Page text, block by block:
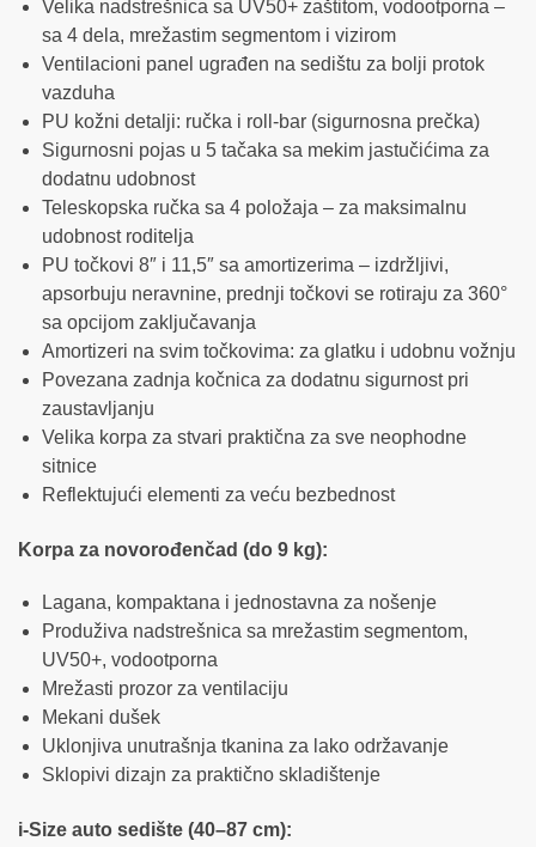
Velika nadstrešnica sa UV50+ zaštitom, vodootporna –
sa 4 dela, mrežastim segmentom i vizirom
Ventilacioni panel ugrađen na sedištu za bolji protok
vazduha
PU kožni detalji: ručka i roll-bar (sigurnosna prečka)
Sigurnosni pojas u 5 tačaka sa mekim jastučićima za
dodatnu udobnost
Teleskopska ručka sa 4 položaja – za maksimalnu
udobnost roditelja
PU točkovi 8″ i 11,5″ sa amortizerima – izdržljivi,
apsorbuju neravnine, prednji točkovi se rotiraju za 360°
sa opcijom zaključavanja
Amortizeri na svim točkovima: za glatku i udobnu vožnju
Povezana zadnja kočnica za dodatnu sigurnost pri
zaustavljanju
Velika korpa za stvari praktična za sve neophodne
sitnice
Reflektujući elementi za veću bezbednost
Korpa za novorođenčad (do 9 kg):
Lagana, kompaktana i jednostavna za nošenje
Produživa nadstrešnica sa mrežastim segmentom,
UV50+, vodootporna
Mrežasti prozor za ventilaciju
Mekani dušek
Uklonjiva unutrašnja tkanina za lako održavanje
Sklopivi dizajn za praktično skladištenje
i-Size auto sedište (40–87 cm):